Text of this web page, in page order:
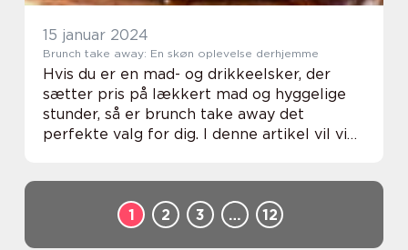
15 januar 2024
Brunch take away: En skøn oplevelse derhjemme
Hvis du er en mad- og drikkeelsker, der
sætter pris på lækkert mad og hyggelige
stunder, så er brunch take away det
perfekte valg for dig. I denne artikel vil vi
1
2 3 … 12